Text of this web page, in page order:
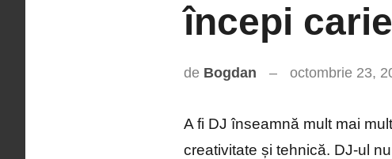
începi
de Bogdan octombrie 23,
A fi DJ înseamnă mult mai
creativitate și tehnică. DJ-ul